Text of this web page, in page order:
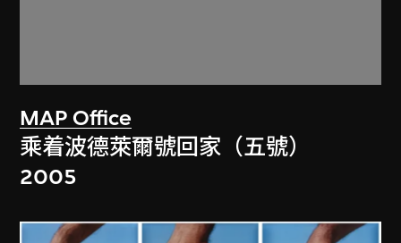
MAP Office
乘着波德萊爾號回家（五號）
2005